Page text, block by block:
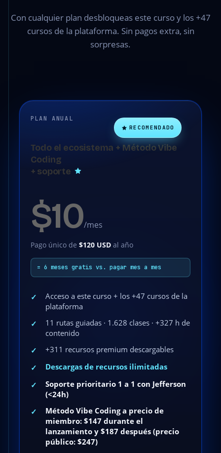
Con cualquier plan desbloqueas este curso y los +47
cursos de la plataforma. Sin pagos extra, sin
sorpresas.
RECOMENDADO
PLAN ANUAL
Todo el ecosistema + Método Vibe
Coding
+ soporte
$10/mes
Pago único de $120 USDal año
= 6 meses gratis vs. pagar mes a mes
✓
Acceso a este curso + los +47 cursos de la
plataforma
✓
11 rutas guiadas · 1.628 clases · +327 h de
contenido
✓
+311 recursos premium descargables
✓
Descargas de recursos ilimitadas
✓
Soporte prioritario 1 a 1 con Jefferson
(<24h)
✓
Método Vibe Coding a precio de
miembro: $147 durante el
lanzamiento y $187 después (precio
público: $247)